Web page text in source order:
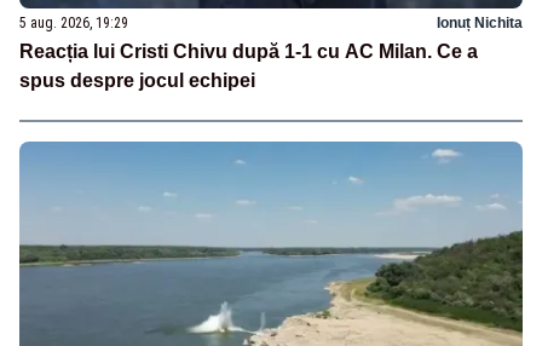
5 aug. 2026, 19:29 Ionuț Nichita
Reacția lui Cristi Chivu după 1-1 cu AC Milan. Ce a
spus despre jocul echipei